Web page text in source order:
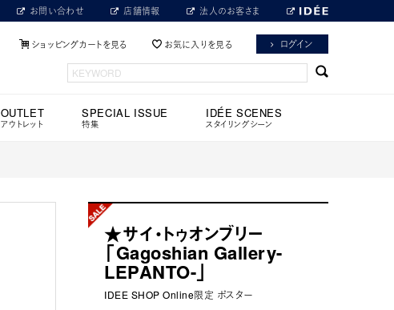
お問い合わせ 店舗情報 法人のお客さま
ショッピングカートを見る お気に入りを見る ログイン
OUTLET
アウトレット
SPECIAL ISSUE
特集
IDÉE SCENES
スタイリングシーン
★サイ・トゥオンブリー
「Gagoshian Gallery-
LEPANTO-」
IDEE SHOP Online限定 ポスター